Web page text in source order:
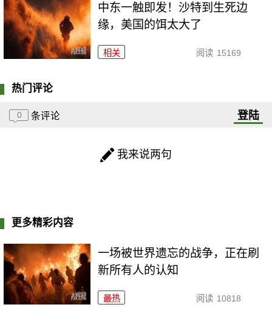
中东一触即发！沙特到生死边
缘，美国的饵太大了
相关 阅读 15169
热门评论
0 条评论 登陆
我来说两句
更多精彩内容
一场被世界遗忘的战争，正在刷
新所有人的认知
最热 阅读 10818